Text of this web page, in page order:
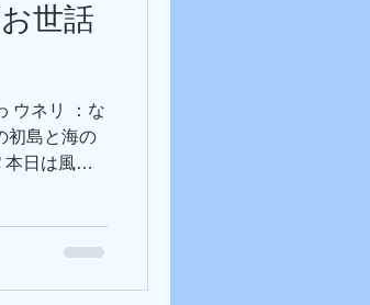
ここまでピ
ようにこ
大量発
～🤸🏻‍♀️ -----
世話
ウネリ ：な
初島と海の
本日は風も
大きくなっ